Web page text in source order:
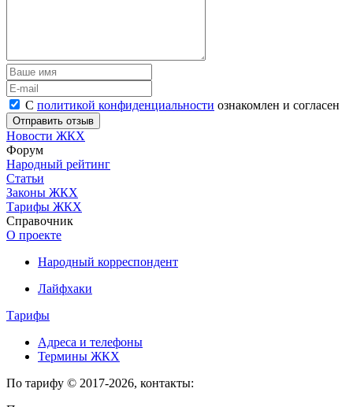
С политикой конфиденциальности ознакомлен и согласен
Новости ЖКХ
Форум
Народный рейтинг
Статьи
Законы ЖКХ
Тарифы ЖКХ
Справочник
О проекте
Народный корреспондент
Лайфхаки
Тарифы
Адреса и телефоны
Термины ЖКХ
По тарифу © 2017-2026, контакты: